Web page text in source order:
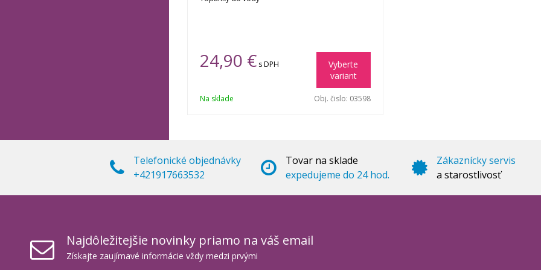
24,90 € s DPH
Vyberte
variant
Na sklade Obj. čislo: 03598
Telefonické objednávky
+421917663532
Tovar na sklade
expedujeme do 24 hod.
Zákaznícky servis
a starostlivosť
Najdôležitejšie novinky priamo na váš email
Získajte zaujímavé informácie vždy medzi prvými